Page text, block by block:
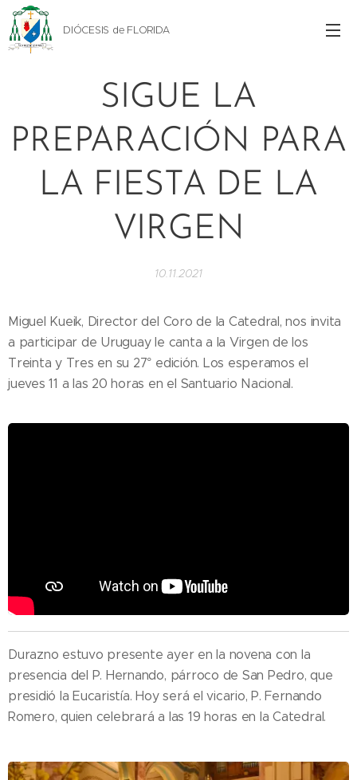
DIÓCESIS de FLORIDA
SIGUE LA
PREPARACIÓN PARA
LA FIESTA DE LA
VIRGEN
10.11.2021
Miguel Kueik, Director del Coro de la Catedral, nos invita
a participar de Uruguay le canta a la Virgen de los
Treinta y Tres en su 27° edición. Los esperamos el
jueves 11 a las 20 horas en el Santuario Nacional.
Durazno estuvo presente ayer en la novena con la
presencia del P. Hernando, párroco de San Pedro, que
presidió la Eucaristía. Hoy será el vicario, P. Fernando
Romero, quien celebrará a las 19 horas en la Catedral.